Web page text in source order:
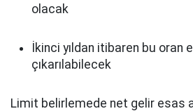
olacak
İkinci yıldan itibaren bu oran
çıkarılabilecek
Limit belirlemede net gelir esas